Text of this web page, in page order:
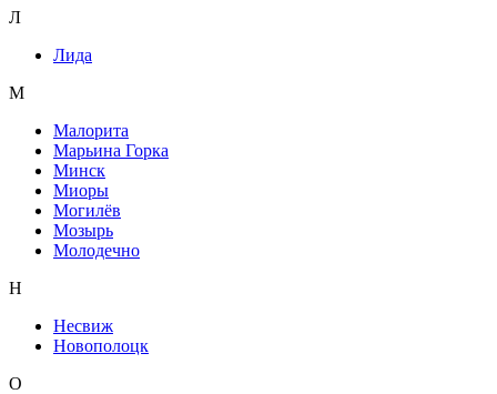
Л
Лида
М
Малорита
Марьина Горка
Минск
Миоры
Могилёв
Мозырь
Молодечно
Н
Несвиж
Новополоцк
О